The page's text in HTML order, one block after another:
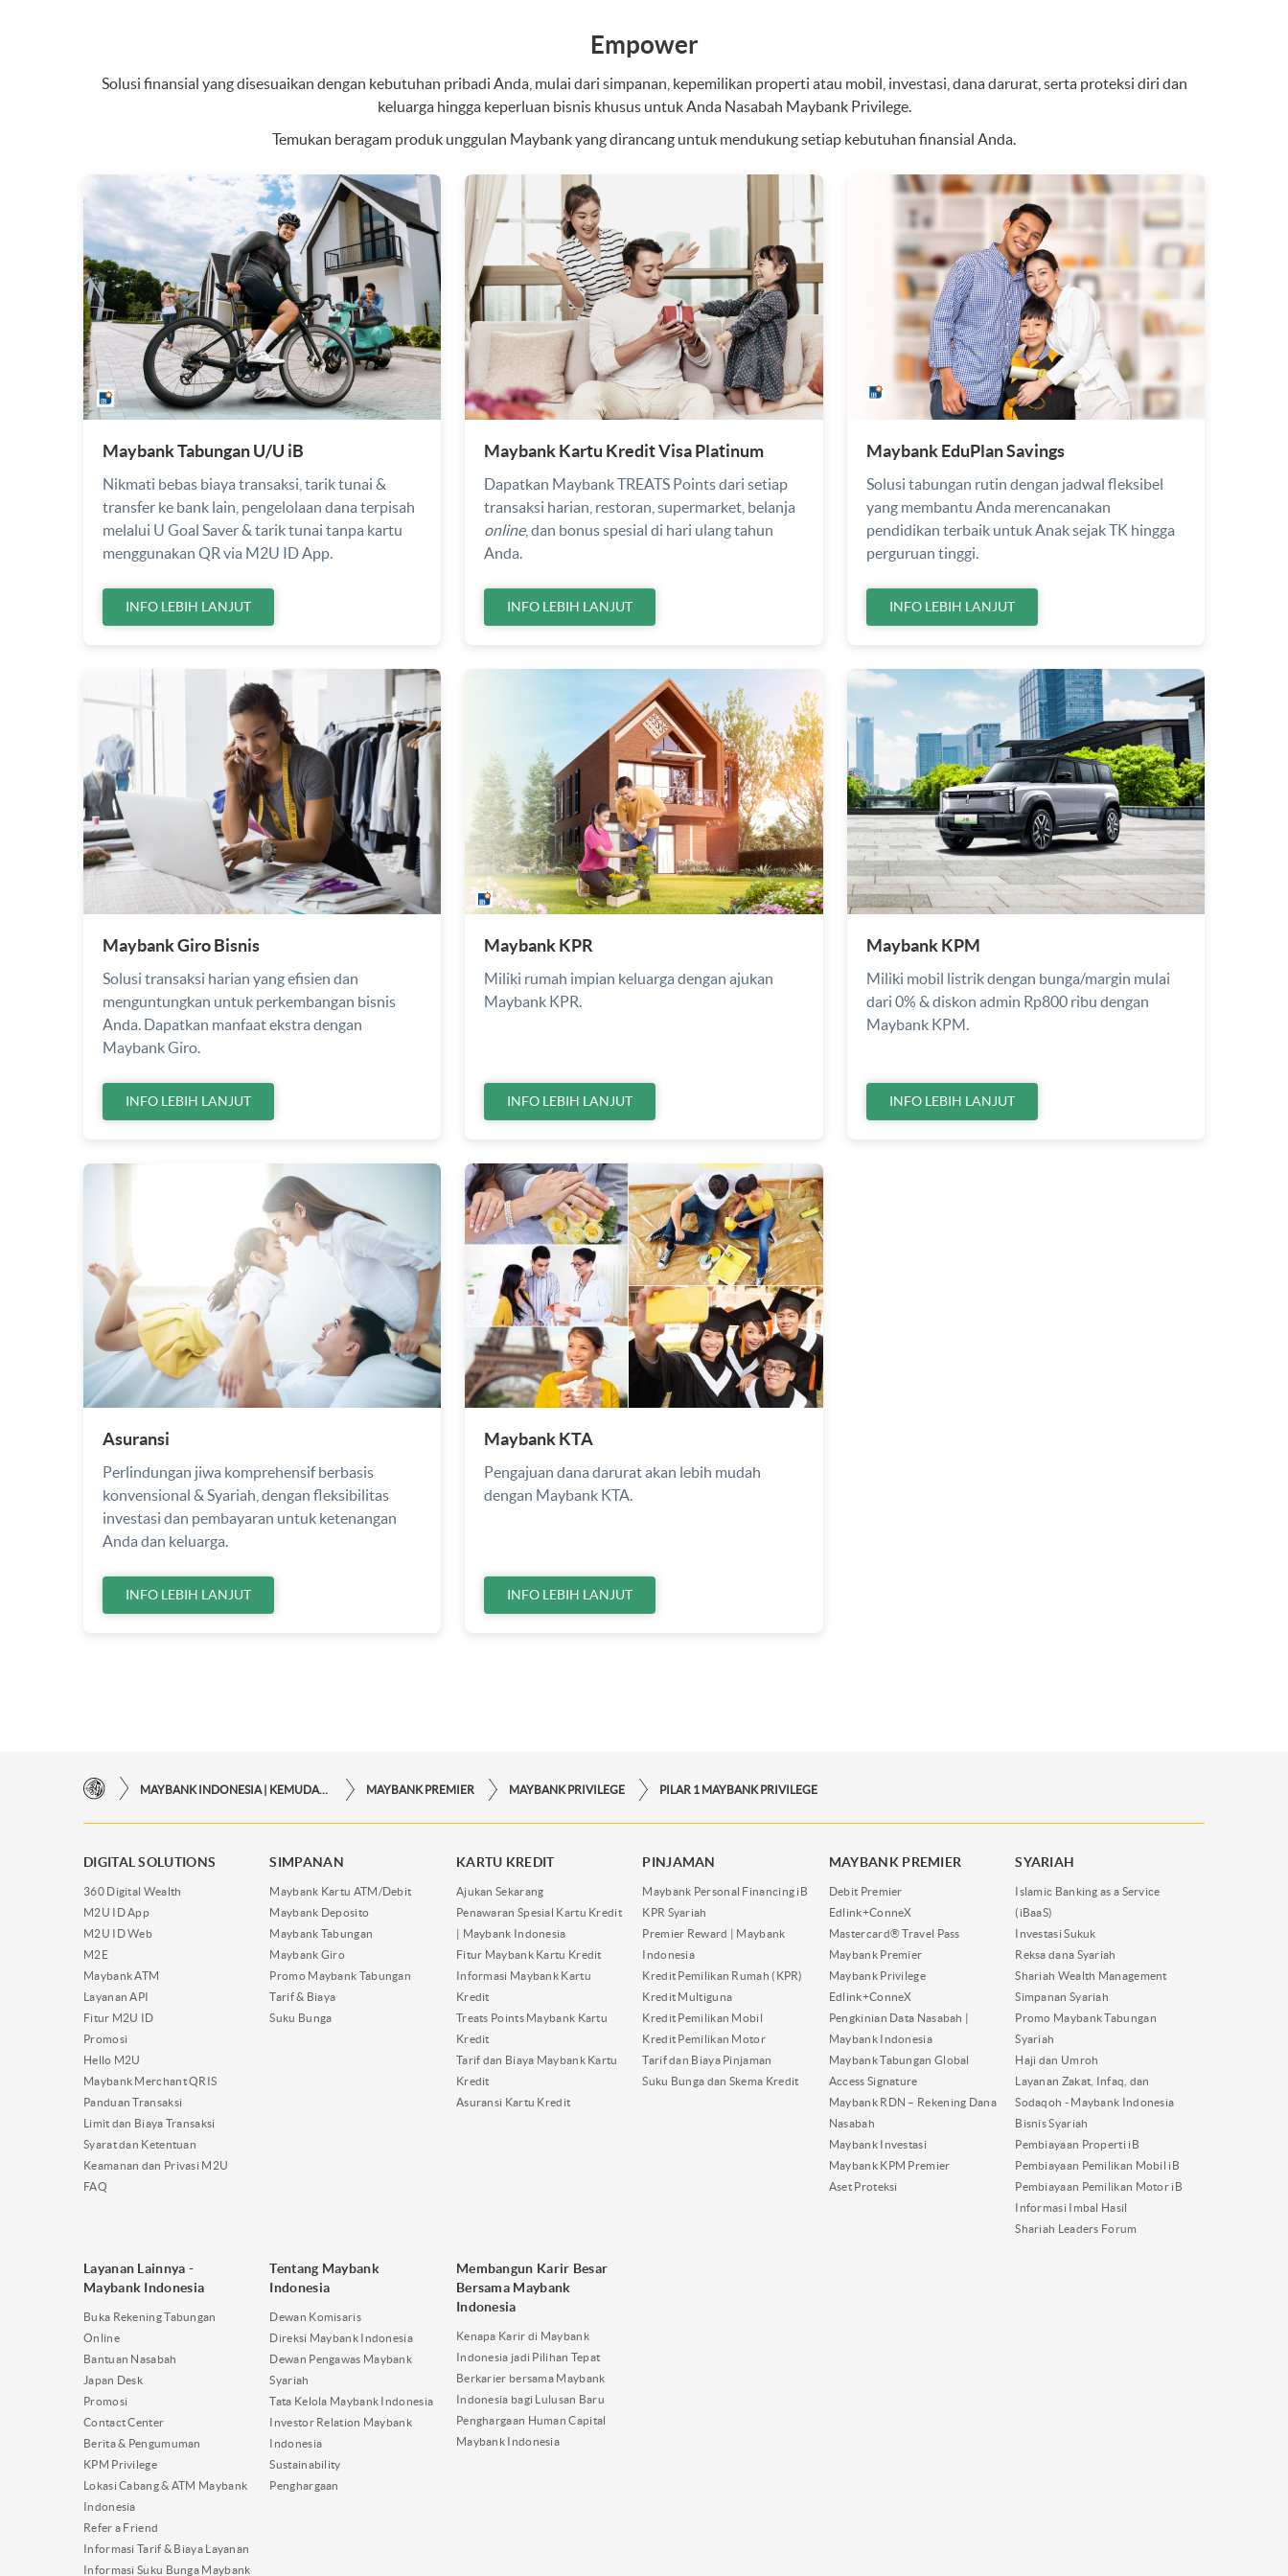
Empower
Solusi finansial yang disesuaikan dengan kebutuhan pribadi Anda, mulai dari simpanan, kepemilikan properti atau mobil, investasi, dana darurat, serta proteksi diri dan
keluarga hingga keperluan bisnis khusus untuk Anda Nasabah Maybank Privilege.
Temukan beragam produk unggulan Maybank yang dirancang untuk mendukung setiap kebutuhan finansial Anda.
Maybank Tabungan U/U iB
Nikmati bebas biaya transaksi, tarik tunai &
transfer ke bank lain, pengelolaan dana terpisah
melalui U Goal Saver & tarik tunai tanpa kartu
menggunakan QR via M2U ID App.
INFO LEBIH LANJUT
Maybank Kartu Kredit Visa Platinum
Dapatkan Maybank TREATS Points dari setiap
transaksi harian, restoran, supermarket, belanja
online, dan bonus spesial di hari ulang tahun
Anda.
INFO LEBIH LANJUT
Maybank EduPlan Savings
Solusi tabungan rutin dengan jadwal fleksibel
yang membantu Anda merencanakan
pendidikan terbaik untuk Anak sejak TK hingga
perguruan tinggi.
INFO LEBIH LANJUT
Maybank Giro Bisnis
Solusi transaksi harian yang efisien dan
menguntungkan untuk perkembangan bisnis
Anda. Dapatkan manfaat ekstra dengan
Maybank Giro.
INFO LEBIH LANJUT
Maybank KPR
Miliki rumah impian keluarga dengan ajukan
Maybank KPR.
INFO LEBIH LANJUT
Maybank KPM
Miliki mobil listrik dengan bunga/margin mulai
dari 0% & diskon admin Rp800 ribu dengan
Maybank KPM.
INFO LEBIH LANJUT
Asuransi
Perlindungan jiwa komprehensif berbasis
konvensional & Syariah, dengan fleksibilitas
investasi dan pembayaran untuk ketenangan
Anda dan keluarga.
INFO LEBIH LANJUT
Maybank KTA
Pengajuan dana darurat akan lebih mudah
dengan Maybank KTA.
INFO LEBIH LANJUT
MAYBANK INDONESIA | KEMUDAHAN TRANSAKSI FINANSIAL DI UJUNG JARI ANDA MAYBANK PREMIER MAYBANK PRIVILEGE PILAR 1 MAYBANK PRIVILEGE
DIGITAL SOLUTIONS
360 Digital Wealth
M2U ID App
M2U ID Web
M2E
Maybank ATM
Layanan API
Fitur M2U ID
Promosi
Hello M2U
Maybank Merchant QRIS
Panduan Transaksi
Limit dan Biaya Transaksi
Syarat dan Ketentuan
Keamanan dan Privasi M2U
FAQ
SIMPANAN
Maybank Kartu ATM/Debit
Maybank Deposito
Maybank Tabungan
Maybank Giro
Promo Maybank Tabungan
Tarif & Biaya
Suku Bunga
KARTU KREDIT
Ajukan Sekarang
Penawaran Spesial Kartu Kredit
| Maybank Indonesia
Fitur Maybank Kartu Kredit
Informasi Maybank Kartu
Kredit
Treats Points Maybank Kartu
Kredit
Tarif dan Biaya Maybank Kartu
Kredit
Asuransi Kartu Kredit
PINJAMAN
Maybank Personal Financing iB
KPR Syariah
Premier Reward | Maybank
Indonesia
Kredit Pemilikan Rumah (KPR)
Kredit Multiguna
Kredit Pemilikan Mobil
Kredit Pemilikan Motor
Tarif dan Biaya Pinjaman
Suku Bunga dan Skema Kredit
MAYBANK PREMIER
Debit Premier
Edlink+ConneX
Mastercard® Travel Pass
Maybank Premier
Maybank Privilege
Edlink+ConneX
Pengkinian Data Nasabah |
Maybank Indonesia
Maybank Tabungan Global
Access Signature
Maybank RDN – Rekening Dana
Nasabah
Maybank Investasi
Maybank KPM Premier
Aset Proteksi
SYARIAH
Islamic Banking as a Service
(iBaaS)
Investasi Sukuk
Reksa dana Syariah
Shariah Wealth Management
Simpanan Syariah
Promo Maybank Tabungan
Syariah
Haji dan Umroh
Layanan Zakat, Infaq, dan
Sodaqoh - Maybank Indonesia
Bisnis Syariah
Pembiayaan Properti iB
Pembiayaan Pemilikan Mobil iB
Pembiayaan Pemilikan Motor iB
Informasi Imbal Hasil
Shariah Leaders Forum
Layanan Lainnya -
Maybank Indonesia
Buka Rekening Tabungan
Online
Bantuan Nasabah
Japan Desk
Promosi
Contact Center
Berita & Pengumuman
KPM Privilege
Lokasi Cabang & ATM Maybank
Indonesia
Refer a Friend
Informasi Tarif & Biaya Layanan
Informasi Suku Bunga Maybank
Tentang Maybank
Indonesia
Dewan Komisaris
Direksi Maybank Indonesia
Dewan Pengawas Maybank
Syariah
Tata Kelola Maybank Indonesia
Investor Relation Maybank
Indonesia
Sustainability
Penghargaan
Membangun Karir Besar
Bersama Maybank
Indonesia
Kenapa Karir di Maybank
Indonesia jadi Pilihan Tepat
Berkarier bersama Maybank
Indonesia bagi Lulusan Baru
Penghargaan Human Capital
Maybank Indonesia